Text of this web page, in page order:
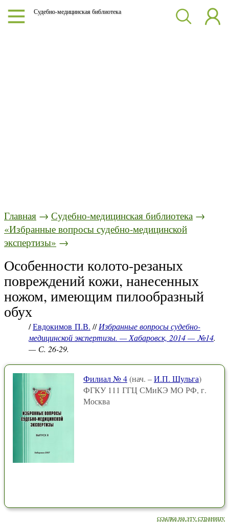
Судебно-медицинская библиотека
Главная → Судебно-медицинская библиотека →
«Избранные вопросы судебно-медицинской
экспертизы» →
Особенности колото-резаных
повреждений кожи, нанесенных
ножом, имеющим пилообразный
обух
/Евдокимов П.В. //Избранные вопросы судебно-
медицинской экспертизы. — Хабаровск, 2014 — №14.
— С. 26-29.
Филиал № 4(нач. –И.П. Шульга)
ФГКУ 111 ГГЦ СМиКЭ МО РФ, г.
Москва
ссылка на эту страницу